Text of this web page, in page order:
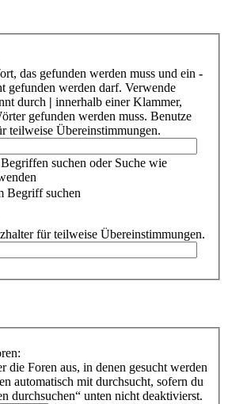
das gefunden werden muss und ein -
gefunden werden darf. Verwende
durch | innerhalb einer Klammer,
gefunden werden muss. Benutze
teilweise Übereinstimmungen.
suchen oder Suche wie
Begriff suchen
für teilweise Übereinstimmungen.
die Foren aus, in denen gesucht werden
automatisch mit durchsucht, sofern du
durchsuchen“ unten nicht deaktivierst.